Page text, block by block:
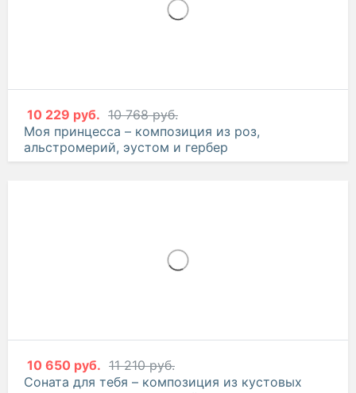
10 229 руб. 10 768 руб.
Моя принцесса – композиция из роз,
альстромерий, эустом и гербер
10 650 руб. 11 210 руб.
Соната для тебя – композиция из кустовых